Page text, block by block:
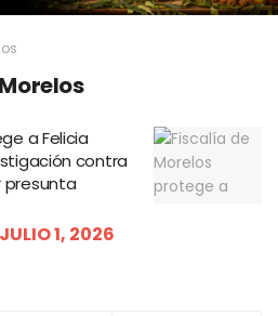
a Felicia
contra
presunta
JULIO 1, 2026